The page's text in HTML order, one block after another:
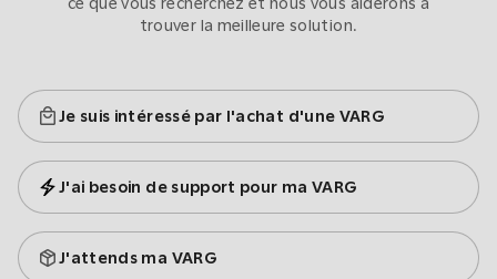
trouver la meilleure solution.
Je suis intéressé par l'achat d'une VARG
J'ai besoin de support pour ma VARG
J'attends ma VARG